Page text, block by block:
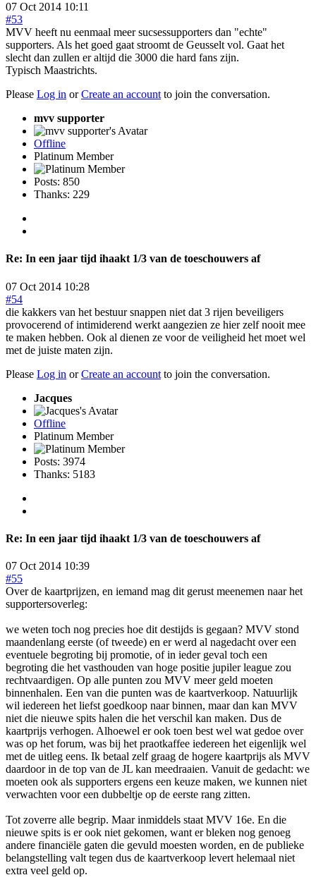
07 Oct 2014 10:11
#53
MVV heeft nu eenmaal meer sucsessupporters dan "echte"
supporters. Als het goed gaat stroomt de Geusselt vol. Gaat het
slecht dan zullen er altijd die 3000 die hard fans zijn.
Typisch Maastrichts.
Please Log in orCreate an account to join the conversation.
mvv supporter
Offline
Platinum Member
Posts: 850
Thanks: 229
Re: In een jaar tijd ihaakt 1/3 van de toeschouwers af
07 Oct 2014 10:28
#54
die kakkers van het bestuur snappen niet dat 3 rijen beveiligers
provocerend of intimiderend werkt aangezien ze hier zelf nooit mee
te maken hebben. Ook al dienen ze voor de veiligheid het moet wel
met de juiste maten zijn.
Please Log in orCreate an account to join the conversation.
Jacques
Offline
Platinum Member
Posts: 3974
Thanks: 5183
Re: In een jaar tijd ihaakt 1/3 van de toeschouwers af
07 Oct 2014 10:39
#55
Over de kaartprijzen, en iemand mag dit gerust meenemen naar het
supportersoverleg:
we weten toch nog precies hoe dit destijds is gegaan? MVV stond
maandenlang eerste (of tweede) en er werd al nagedacht over een
eventuele begroting bij promotie, of in ieder geval toch een
begroting die het vasthouden van hoge positie jupiler league zou
rechtvaardigen. Op alle punten zou MVV meer geld moeten
binnenhalen. Een van die punten was de kaartverkoop. Natuurlijk
wil iedereen het liefst goedkoop naar binnen, maar dan kan MVV
niet die nieuwe spits halen die het verschil kan maken. Dus de
kaartprijs verhogen. Alhoewel er ook toen best wel wat gedoe over
was op het forum, was bij het praotkaffee iedereen het eigenlijk wel
met de uitleg eens. Ik betaal zelf graag de hogere kaartprijs als MVV
daardoor in de top van de JL kan meedraaien. Vanuit de gedacht: we
moeten ook als supporters ergens een keuze maken, we kunnen niet
verwachten voor een dubbeltje op de eerste rang zitten.
Tot zoverre alle begrip. Maar inmiddels staat MVV 16e. En die
nieuwe spits is er ook niet gekomen, want er bleken nog genoeg
andere financiële gaten die gevuld moesten worden, en de publieke
belangstelling valt tegen dus de kaartverkoop levert helemaal niet
extra veel geld op.